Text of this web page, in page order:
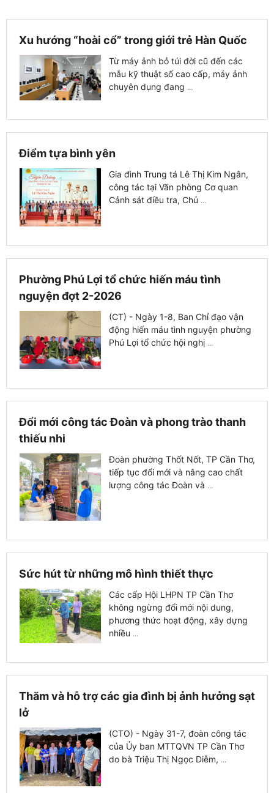
Xu hướng “hoài cổ” trong giới trẻ Hàn Quốc
Từ máy ảnh bỏ túi đời cũ đến các
mẫu kỹ thuật số cao cấp, máy ảnh
chuyên dụng đang ...
Điểm tựa bình yên
Gia đình Trung tá Lê Thị Kim Ngân,
công tác tại Văn phòng Cơ quan
Cảnh sát điều tra, Chủ ...
Phường Phú Lợi tổ chức hiến máu tình
nguyện đợt 2-2026
(CT) - Ngày 1-8, Ban Chỉ đạo vận
động hiến máu tình nguyện phường
Phú Lợi tổ chức hội nghị...
Đổi mới công tác Đoàn và phong trào thanh
thiếu nhi
Đoàn phường Thốt Nốt, TP Cần Thơ,
tiếp tục đổi mới và nâng cao chất
lượng công tác Đoàn và ...
Sức hút từ những mô hình thiết thực
Các cấp Hội LHPN TP Cần Thơ
không ngừng đổi mới nội dung,
phương thức hoạt động, xây dựng
nhiều ...
Thăm và hỗ trợ các gia đình bị ảnh hưởng sạt
lở
(CTO) - Ngày 31-7, đoàn công tác
của Ủy ban MTTQVN TP Cần Thơ
do bà Triệu Thị Ngọc Diễm, ...